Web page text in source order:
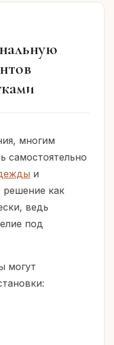
многим
самостоятельно
и
решение как
ведь
под
могут